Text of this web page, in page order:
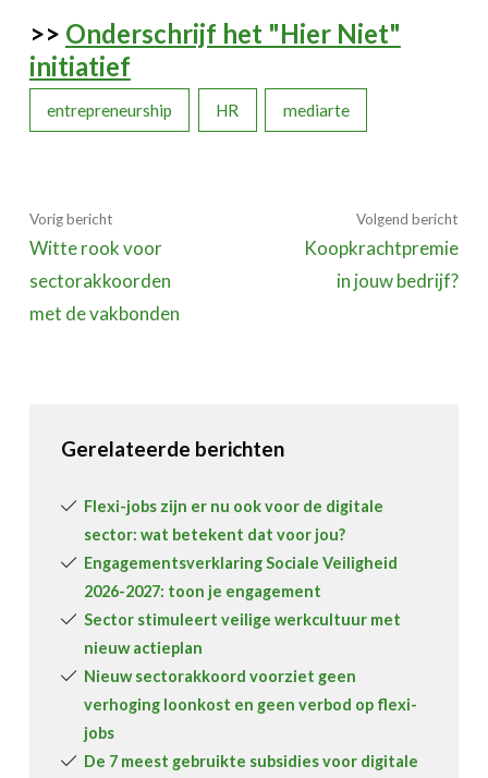
>> Onderschrijf het "Hier Niet"
initiatief
entrepreneurship HR mediarte
Vorig bericht
Witte rook voor
sectorakkoorden
met de vakbonden
Volgend bericht
Koopkrachtpremie
in jouw bedrijf?
Gerelateerde berichten
Flexi-jobs zijn er nu ook voor de digitale
sector: wat betekent dat voor jou?
Engagementsverklaring Sociale Veiligheid
2026-2027: toon je engagement
Sector stimuleert veilige werkcultuur met
nieuw actieplan
Nieuw sectorakkoord voorziet geen
verhoging loonkost en geen verbod op flexi-
jobs
De 7 meest gebruikte subsidies voor digitale